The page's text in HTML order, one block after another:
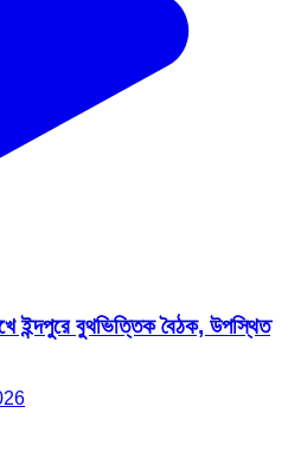
ইন্দপুরে বুথভিত্তিক বৈঠক, উপস্থিত